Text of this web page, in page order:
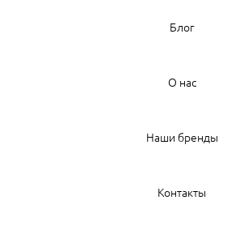
Блог
О нас
Наши бренды
Контакты